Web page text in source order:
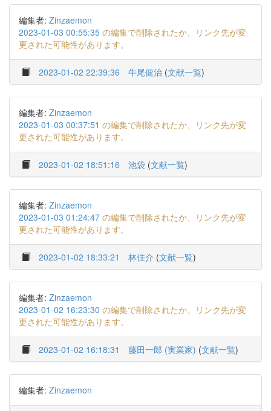
編集者: Zinzaemon
2023-01-03 00:55:35 の編集で削除されたか、リンク先が変
更された可能性があります。
2023-01-02 22:39:36 牛尾健治 (文献一覧)
編集者: Zinzaemon
2023-01-03 00:37:51 の編集で削除されたか、リンク先が変
更された可能性があります。
2023-01-02 18:51:16 池袋 (文献一覧)
編集者: Zinzaemon
2023-01-03 01:24:47 の編集で削除されたか、リンク先が変
更された可能性があります。
2023-01-02 18:33:21 林佳介 (文献一覧)
編集者: Zinzaemon
2023-01-02 16:23:30 の編集で削除されたか、リンク先が変
更された可能性があります。
2023-01-02 16:18:31 藤田一郎 (実業家) (文献一覧)
編集者: Zinzaemon